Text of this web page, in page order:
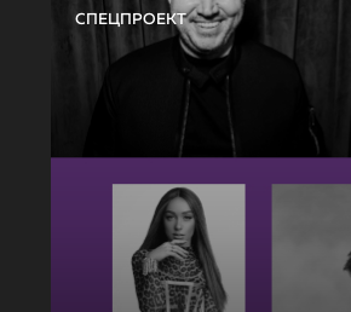
СПЕЦПРОЕКТ